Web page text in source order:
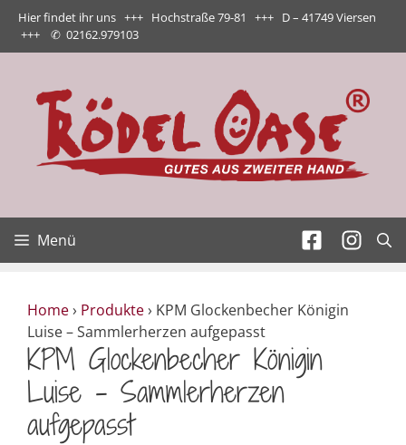
Zum
Inhalt
springen
Hier findet ihr uns +++ Hochstraße 79-81 +++ D – 41749 Viersen
+++ ✆ 02162.979103
Menü
Home› Produkte› KPM Glockenbecher Königin
Luise – Sammlerherzen aufgepasst
KPM Glockenbecher Königin
Luise – Sammlerherzen
aufgepasst